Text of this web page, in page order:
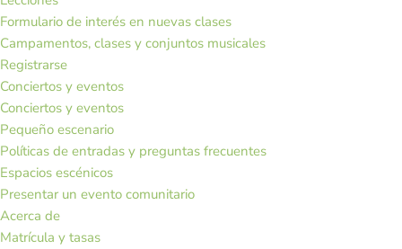
Formulario de interés en nuevas clases
Campamentos, clases y conjuntos musicales
Registrarse
Conciertos y eventos
Conciertos y eventos
Pequeño escenario
Políticas de entradas y preguntas frecuentes
Espacios escénicos
Presentar un evento comunitario
Acerca de
Matrícula y tasas